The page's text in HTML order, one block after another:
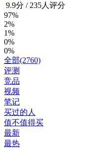
9.9分 / 235人评分
97%
2%
1%
0%
0%
全部(2760)
评测
竞品
视频
笔记
买过的人
值不值得买
最新
最热